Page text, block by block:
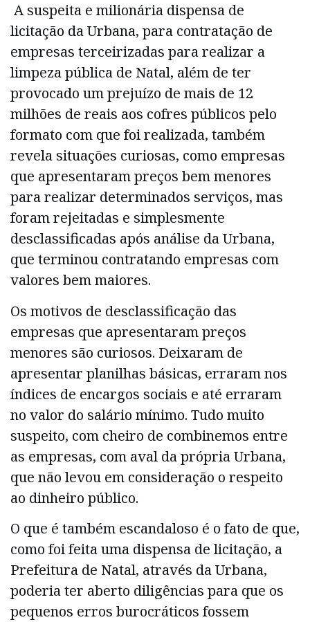
A suspeita e milionária dispensa de
licitação da Urbana, para contratação de
empresas terceirizadas para realizar a
limpeza pública de Natal, além de ter
provocado um prejuízo de mais de 12
milhões de reais aos cofres públicos pelo
formato com que foi realizada, também
revela situações curiosas, como empresas
que apresentaram preços bem menores
para realizar determinados serviços, mas
foram rejeitadas e simplesmente
desclassificadas após análise da Urbana,
que terminou contratando empresas com
valores bem maiores.
Os motivos de desclassificação das
empresas que apresentaram preços
menores são curiosos. Deixaram de
apresentar planilhas básicas, erraram nos
índices de encargos sociais e até erraram
no valor do salário mínimo. Tudo muito
suspeito, com cheiro de combinemos entre
as empresas, com aval da própria Urbana,
que não levou em consideração o respeito
ao dinheiro público.
O que é também escandaloso é o fato de que,
como foi feita uma dispensa de licitação, a
Prefeitura de Natal, através da Urbana,
poderia ter aberto diligências para que os
pequenos erros burocráticos fossem